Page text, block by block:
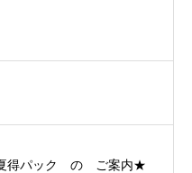
得パック の ご案内★